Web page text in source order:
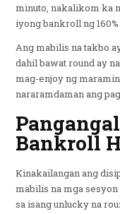
minuto, nakalikom ka
iyong bankroll ng
Ang mabilis na takbo
dahil bawat round ay
mag-enjoy ng
nararamdaman ang
Bankroll
Kinakailangan ang
mabilis na mga
sa isang unlucky na